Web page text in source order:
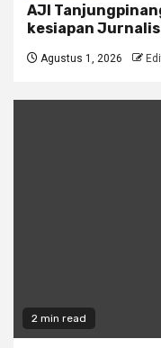
AJI
kesiapan
Agustus 1, 2026
2 min read